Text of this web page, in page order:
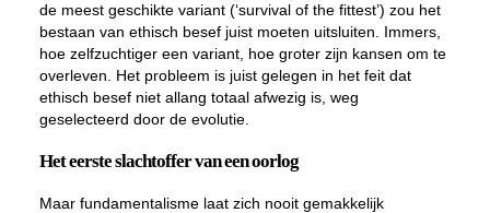
de meest geschikte variant (‘survival of the fittest’) zou het
bestaan van ethisch besef juist moeten uitsluiten. Immers,
hoe zelfzuchtiger een variant, hoe groter zijn kansen om te
overleven. Het probleem is juist gelegen in het feit dat
ethisch besef niet allang totaal afwezig is, weg
geselecteerd door de evolutie.
Het eerste slachtoffer van een oorlog
Maar fundamentalisme laat zich nooit gemakkelijk